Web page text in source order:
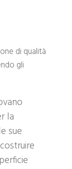
di qualità
gli
la
sue